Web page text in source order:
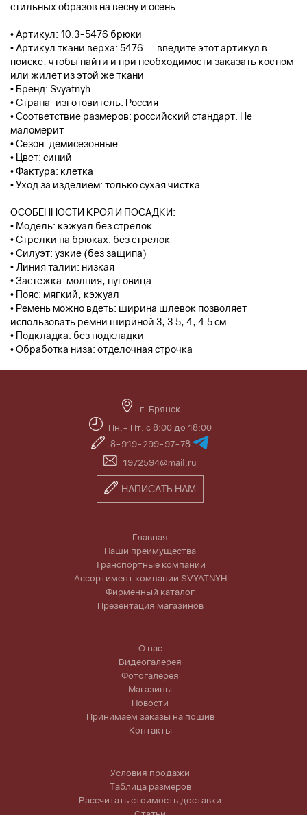
стильных образов на весну и осень.
• Артикул: 10.3-5476 брюки
• Артикул ткани верха: 5476 — введите этот артикул в
поиске, чтобы найти и при необходимости заказать костюм
или жилет из этой же ткани
• Бренд: Svyatnyh
• Страна-изготовитель: Россия
• Соответствие размеров: российский стандарт. Не
маломерит
• Сезон: демисезонные
• Цвет: синий
• Фактура: клетка
• Уход за изделием: только сухая чистка
ОСОБЕННОСТИ КРОЯ И ПОСАДКИ:
• Модель: кэжуал без стрелок
• Стрелки на брюках: без стрелок
• Силуэт: узкие (без защипа)
• Линия талии: низкая
• Застежка: молния, пуговица
• Пояс: мягкий, кэжуал
• Ремень можно вдеть: ширина шлевок позволяет
использовать ремни шириной 3, 3.5, 4, 4.5 см.
• Подкладка: без подкладки
• Обработка низа: отделочная строчка
г. Брянск
Пн.- Пт. с 8:00 до 18:00
8-919-299-97-78
1972594@mail.ru
НАПИСАТЬ НАМ
Главная
Наши преимущества
Транспортные компании
Ассортимент компании SVYATNYH
Фирменный каталог
Презентация магазинов
О нас
Видеогалерея
Фотогалерея
Магазины
Новости
Принимаем заказы на пошив
Контакты
Условия продажи
Таблица размеров
Рассчитать стоимость доставки